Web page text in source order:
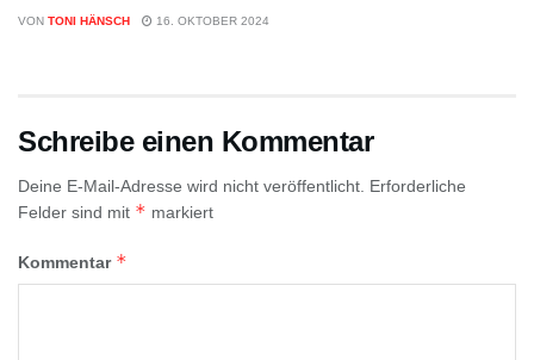
VON TONI HÄNSCH 16. OKTOBER 2024
Schreibe einen Kommentar
Deine E-Mail-Adresse wird nicht veröffentlicht. Erforderliche
Felder sind mit * markiert
Kommentar *